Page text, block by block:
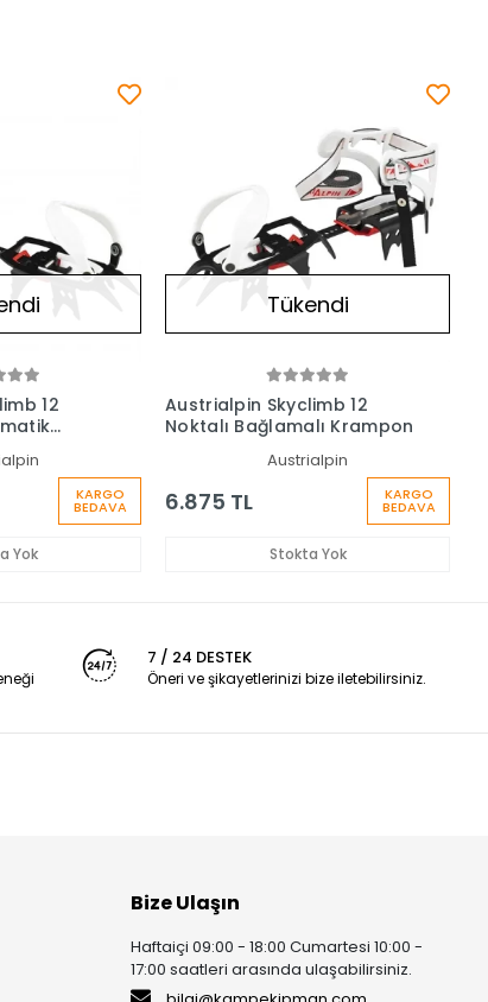
12
KARGO
BEDAVA
Yok
Tükendi
Austrialpin Skyclimb 12
Noktalı Bağlamalı Krampon
Austrialpin
6.875 TL KARGO
BEDAVA
Stokta Yok
7 / 24 DESTEK
Öneri ve şikayetlerinizi bize iletebilirsiniz.
Bize Ulaşın
Haftaiçi 09:00 - 18:00 Cumartesi 10:00 -
17:00 saatleri arasında ulaşabilirsiniz.